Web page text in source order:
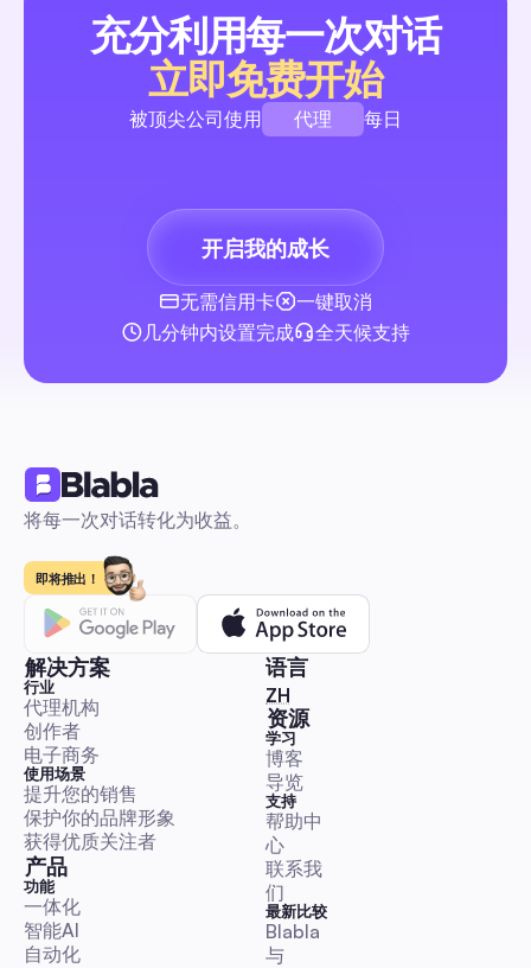
2026全指南：快速高参与度短视频工作流程的专业方案
对顶级专业编辑器进行并排比较，评估其短视频社交功能——导
提升粉丝数量与互动
设、移动优先编辑和发布自动化。包括以角色为导向的推荐、并
矩阵、重用清单、时间节省估算，以及编辑器+自动化组合来扩
制作规模。
提升粉丝数量与互动
免费与优秀的视频编辑软件：2026年创作者和社交媒体
短视频内容扩展完整指南
一个实用的对比，排名最佳的Reels、TikTok和Shorts免费编辑
将每个工具映射到精确的导出预设、低端设备提示、批处理工作
动化。获得便于决策的操作手册，以便在不感到负担的情况下发
新利用和管理社区增长。
充分利用每一次对话
立即免费开始
被顶尖公司使用
代理
创作者
代理 每日
开启我的成长
无需信用卡
一键取消
几分钟内设置完成
全天候支持
将每一次对话转化为收益。
即将推出！
解决方案
行业
代理机构
创作者
电子商务
使用场景
提升您的销售
保护你的品牌形象
获得优质关注者
产品
功能
一体化
智能AI
自动化
资源
学习
博客
导览
支持
帮助中
心
联系我
们
最新比较
Blabla
与
语言
ZH